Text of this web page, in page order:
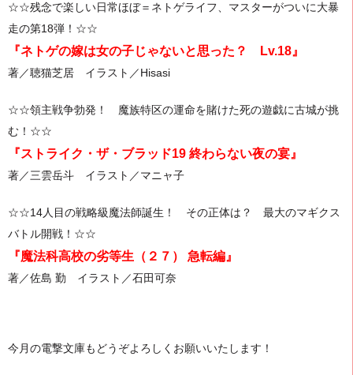
☆☆残念で楽しい日常ほぼ＝ネトゲライフ、マスターがついに大暴
走の第18弾！☆☆
『ネトゲの嫁は女の子じゃないと思った？ Lv.18』
著／聴猫芝居 イラスト／Hisasi
☆☆領主戦争勃発！ 魔族特区の運命を賭けた死の遊戯に古城が挑
む！☆☆
『ストライク・ザ・ブラッド19 終わらない夜の宴』
著／三雲岳斗 イラスト／マニャ子
☆☆14人目の戦略級魔法師誕生！ その正体は？ 最大のマギクス
バトル開戦！☆☆
『魔法科高校の劣等生（２７） 急転編』
著／佐島 勤 イラスト／石田可奈
今月の電撃文庫もどうぞよろしくお願いいたします！